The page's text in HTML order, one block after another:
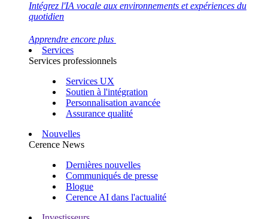
Intégrez l'IA vocale aux environnements et expériences du
quotidien
Apprendre encore plus
Services
Services professionnels
Services UX
Soutien à l'intégration
Personnalisation avancée
Assurance qualité
Nouvelles
Cerence News
Dernières nouvelles
Communiqués de presse
Blogue
Cerence AI dans l'actualité